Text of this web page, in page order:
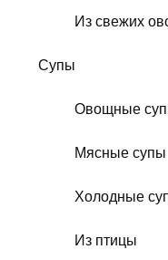
Из свежих
Супы
Овощные
Мясные супы
Холодные
Из птицы